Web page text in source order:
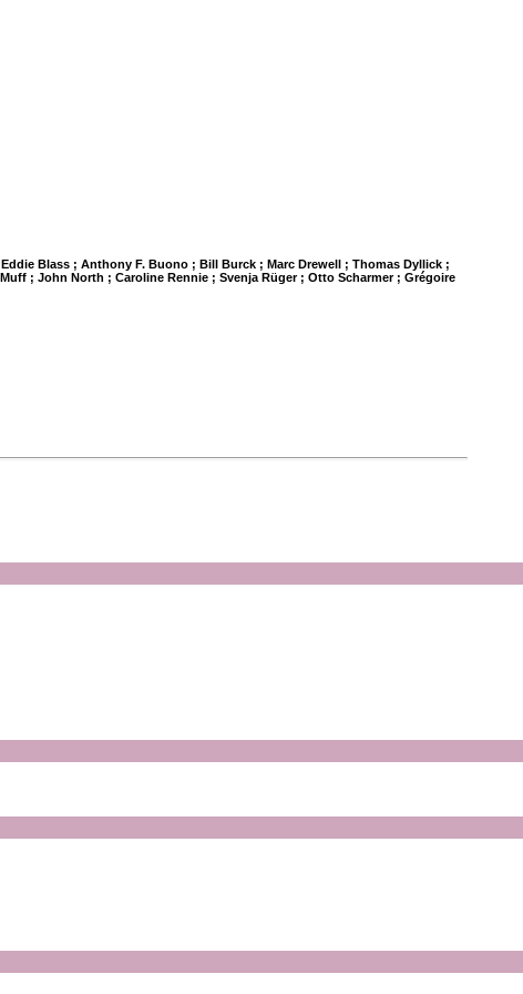
Blass ; Anthony F. Buono ; Bill Burck ; Marc Drewell ; Thomas Dyllick ;
; John North ; Caroline Rennie ; Svenja Rüger ; Otto Scharmer ; Grégoire